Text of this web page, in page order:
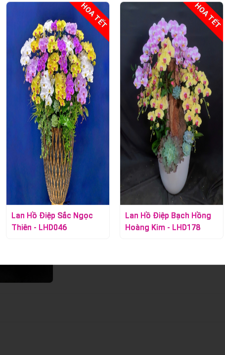
Lan Hồ Điệp Sắc Ngọc
Thiên - LHD046
HOA TẾT
Lan Hồ Điệp Bạch Hồng
Hoàng Kim - LHD178
HOA TẾT